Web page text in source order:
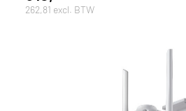
262,81 excl. BTW